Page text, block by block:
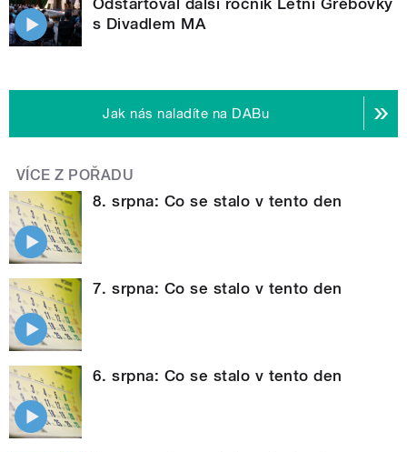
s Divadlem MA
Jak nás naladíte na DABu
VÍCE Z POŘADU
8. srpna: Co se stalo v tento den
7. srpna: Co se stalo v tento den
6. srpna: Co se stalo v tento den